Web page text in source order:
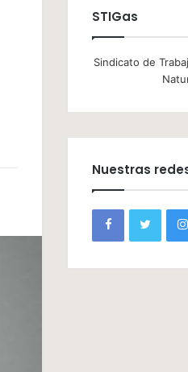
STIGas
Sindicato de
Nuestras